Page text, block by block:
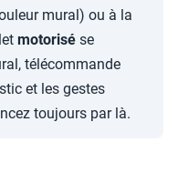
mural) ou à la
motorisé se
télécommande
et les gestes
toujours par là.